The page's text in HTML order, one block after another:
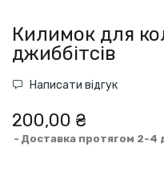
Килимок для
джиббітсів
Написати відгук
200,00 ₴
Доставка протягом 2-4